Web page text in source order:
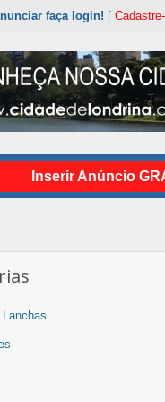
faça login! [
Inserir Anúncio